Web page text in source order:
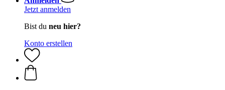
Jetzt anmelden
Bist du neu hier?
Konto erstellen